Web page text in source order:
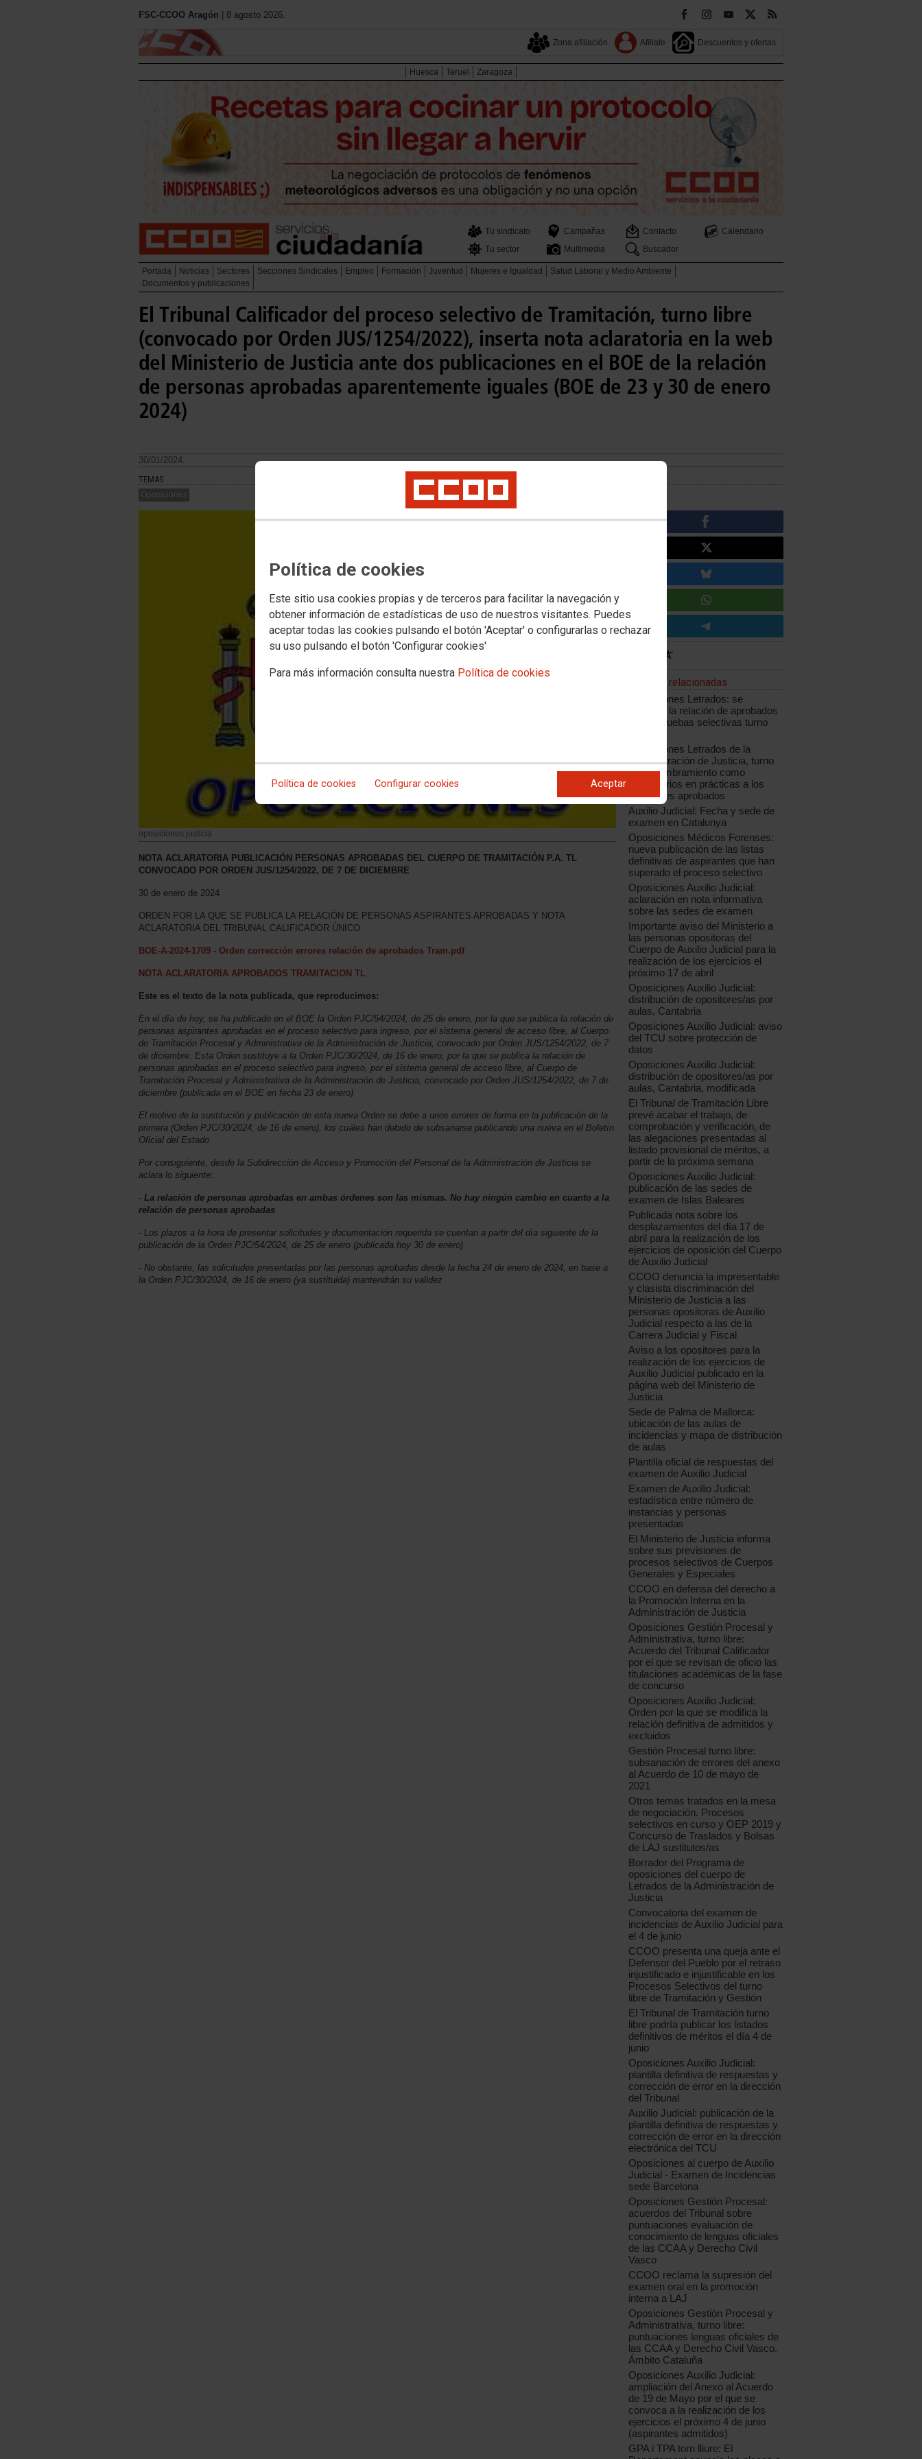
Política de cookies
Este sitio usa cookies propias y de terceros para facilitar la navegación y
obtener información de estadísticas de uso de nuestros visitantes. Puedes
aceptar todas las cookies pulsando el botón 'Aceptar' o configurarlas o rechazar
su uso pulsando el botón 'Configurar cookies'
Para más información consulta nuestra Política de cookies
Política de cookies Configurar cookies Aceptar
FSC-CCOO Aragón | 8 agosto 2026.
Zona afiliación Afiliate Descuentos y ofertas
Huesca Teruel Zaragoza
Tu sindicato Campañas Contacto
Calendario
Tu sector
Multimedia Buscador
Portada Noticias Sectores Secciones Sindicales Empleo Formación Juventud Mujeres e Igualdad
Salud Laboral y Medio Ambiente
Documentos y publicaciones
El Tribunal Calificador del proceso selectivo de Tramitación, turno libre
(convocado por Orden JUS/1254/2022), inserta nota aclaratoria en la web
del Ministerio de Justicia ante dos publicaciones en el BOE de la relación
de personas aprobadas aparentemente iguales (BOE de 23 y 30 de enero
2024)
30/01/2024.
TEMAS
Oposiciones
oposiciones justicia
NOTA ACLARATORIA PUBLICACIÓN PERSONAS APROBADAS DEL CUERPO DE TRAMITACIÓN P.A. TL
CONVOCADO POR ORDEN JUS/1254/2022, DE 7 DE DICIEMBRE
30 de enero de 2024
ORDEN POR LA QUE SE PUBLICA LA RELACIÓN DE PERSONAS ASPIRANTES APROBADAS Y NOTA
ACLARATORIA DEL TRIBUNAL CALIFICADOR ÚNICO
BOE-A-2024-1709 - Orden corrección errores relación de aprobados Tram.pdf
NOTA ACLARATORIA APROBADOS TRAMITACION TL
Este es el texto de la nota publicada, que reproducimos:
En el día de hoy, se ha publicado en el BOE la Orden PJC/54/2024, de 25 de enero, por la que se publica la relación de
personas aspirantes aprobadas en el proceso selectivo para ingreso, por el sistema general de acceso libre, al Cuerpo
de Tramitación Procesal y Administrativa de la Administración de Justicia, convocado por Orden JUS/1254/2022, de 7
de diciembre. Esta Orden sustituye a la Orden PJC/30/2024, de 16 de enero, por la que se publica la relación de
personas aprobadas en el proceso selectivo para ingreso, por el sistema general de acceso libre, al Cuerpo de
Tramitación Procesal y Administrativa de la Administración de Justicia, convocado por Orden JUS/1254/2022, de 7 de
diciembre (publicada en el BOE en fecha 23 de enero)
El motivo de la sustitución y publicación de esta nueva Orden se debe a unos errores de forma en la publicación de la
primera (Orden PJC/30/2024, de 16 de enero), los cuáles han debido de subsanarse publicando una nueva en el Boletín
Oficial del Estado
Por consiguiente, desde la Subdirección de Acceso y Promoción del Personal de la Administración de Justicia se
aclara lo siguiente:
- La relación de personas aprobadas en ambas órdenes son las mismas. No hay ningún cambio en cuanto a la
relación de personas aprobadas
- Los plazos a la hora de presentar solicitudes y documentación requerida se cuentan a partir del día siguiente de la
publicación de la Orden PJC/54/2024, de 25 de enero (publicada hoy 30 de enero)
- No obstante, las solicitudes presentadas por las personas aprobadas desde la fecha 24 de enero de 2024, en base a
la Orden PJC/30/2024, de 16 de enero (ya sustituida) mantendrán su validez
Noticias relacionadas
Oposiciones Letrados: se
modifica la relación de aprobados
de las pruebas selectivas turno
Oposiciones Letrados de la
Administración de Justicia, turno
libre: nombramiento como
funcionarios en prácticas a los
opositores aprobados
Auxilio Judicial: Fecha y sede de
examen en Catalunya
Oposiciones Médicos Forenses:
nueva publicación de las listas
definitivas de aspirantes que han
superado el proceso selectivo
Oposiciones Auxilio Judicial:
aclaración en nota informativa
sobre las sedes de examen
Importante aviso del Ministerio a
las personas opositoras del
Cuerpo de Auxilio Judicial para la
realización de los ejercicios el
próximo 17 de abril
Oposiciones Auxilio Judicial:
distribución de opositores/as por
aulas, Cantabria
Oposiciones Auxilio Judicial: aviso
del TCU sobre protección de
datos
Oposiciones Auxilio Judicial:
distribución de opositores/as por
aulas, Cantabria, modificada
El Tribunal de Tramitación Libre
prevé acabar el trabajo, de
comprobación y verificación, de
las alegaciones presentadas al
listado provisional de méritos, a
partir de la próxima semana
Oposiciones Auxilio Judicial:
publicación de las sedes de
examen de Islas Baleares
Publicada nota sobre los
desplazamientos del día 17 de
abril para la realización de los
ejercicios de oposición del Cuerpo
de Auxilio Judicial
CCOO denuncia la impresentable
y clasista discriminación del
Ministerio de Justicia a las
personas opositoras de Auxilio
Judicial respecto a las de la
Carrera Judicial y Fiscal
Aviso a los opositores para la
realización de los ejercicios de
Auxilio Judicial publicado en la
página web del Ministerio de
Justicia
Sede de Palma de Mallorca:
ubicación de las aulas de
incidencias y mapa de distribución
de aulas
Plantilla oficial de respuestas del
examen de Auxilio Judicial
Examen de Auxilio Judicial:
estadística entre número de
instancias y personas
presentadas
El Ministerio de Justicia informa
sobre sus previsiones de
procesos selectivos de Cuerpos
Generales y Especiales
CCOO en defensa del derecho a
la Promoción Interna en la
Administración de Justicia
Oposiciones Gestión Procesal y
Administrativa, turno libre:
Acuerdo del Tribunal Calificador
por el que se revisan de oficio las
titulaciones académicas de la fase
de concurso
Oposiciones Auxilio Judicial:
Orden por la que se modifica la
relación definitiva de admitidos y
excluidos
Gestión Procesal turno libre:
subsanación de errores del anexo
al Acuerdo de 10 de mayo de
2021
Otros temas tratados en la mesa
de negociación. Procesos
selectivos en curso y OEP 2019 y
Concurso de Traslados y Bolsas
de LAJ sustitutos/as
Borrador del Programa de
oposiciones del cuerpo de
Letrados de la Administración de
Justicia
Convocatoria del examen de
incidencias de Auxilio Judicial para
el 4 de junio
CCOO presenta una queja ante el
Defensor del Pueblo por el retraso
injustificado e injustificable en los
Procesos Selectivos del turno
libre de Tramitación y Gestión
El Tribunal de Tramitación turno
libre podría publicar los listados
definitivos de méritos el día 4 de
junio
Oposiciones Auxilio Judicial:
plantilla definitiva de respuestas y
corrección de error en la dirección
del Tribunal
Auxilio Judicial: publicación de la
plantilla definitiva de respuestas y
corrección de error en la dirección
electrónica del TCU
Oposiciones al cuerpo de Auxilio
Judicial - Examen de Incidencias
sede Barcelona
Oposiciones Gestión Procesal:
acuerdos del Tribunal sobre
puntuaciones evaluación de
conocimiento de lenguas oficiales
de las CCAA y Derecho Civil
Vasco
CCOO reclama la supresión del
examen oral en la promoción
interna a LAJ
Oposiciones Gestión Procesal y
Administrativa, turno libre:
puntuaciones lenguas oficiales de
las CCAA y Derecho Civil Vasco.
Ámbito Cataluña
Oposiciones Auxilio Judicial:
ampliación del Anexo al Acuerdo
de 19 de Mayo por el que se
convoca a la realización de los
ejercicios el próximo 4 de junio
(aspirantes admitidos)
GPA i TPA torn lliure: El